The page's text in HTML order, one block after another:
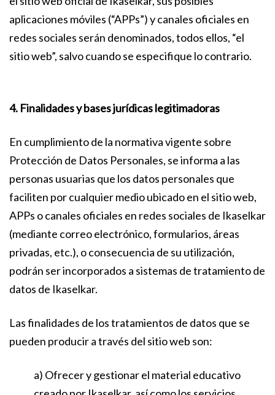
aplicaciones móviles (“APPs”) y canales oficiales en
redes sociales serán denominados, todos ellos, “el
sitio web”, salvo cuando se especifique lo contrario.
4. Finalidades y bases jurídicas legitimadoras
En cumplimiento de la normativa vigente sobre
Protección de Datos Personales, se informa a las
personas usuarias que los datos personales que
faciliten por cualquier medio ubicado en el sitio web,
APPs o canales oficiales en redes sociales de Ikaselkar
(mediante correo electrónico, formularios, áreas
privadas, etc.), o consecuencia de su utilización,
podrán ser incorporados a sistemas de tratamiento de
datos de Ikaselkar.
Las finalidades de los tratamientos de datos que se
pueden producir a través del sitio web son:
a) Ofrecer y gestionar el material educativo